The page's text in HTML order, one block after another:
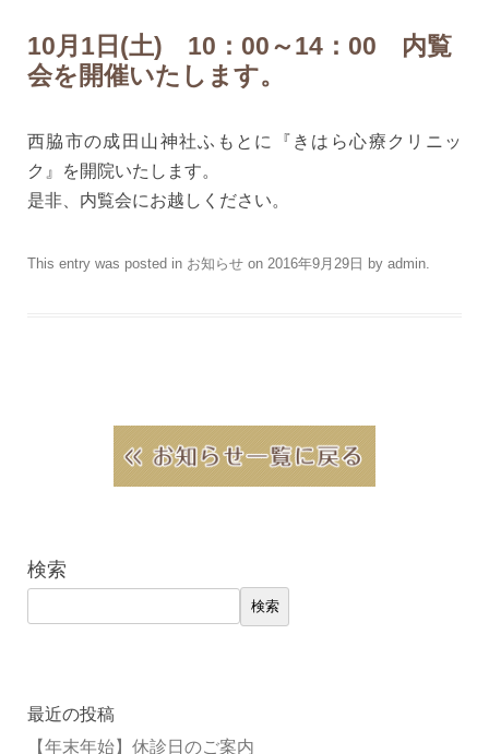
10月1日(土) 10：00～14：00 内覧
会を開催いたします。
西脇市の成田山神社ふもとに『きはら心療クリニッ
ク』を開院いたします。
是非、内覧会にお越しください。
This entry was posted in お知らせ on 2016年9月29日 by admin.
検索
検索
最近の投稿
【年末年始】休診日のご案内